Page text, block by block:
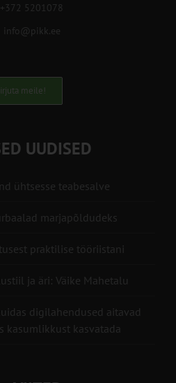
+372 5201078
info@pikk.ee
meile!
UUDISED
ühtsesse teabesalve
marjapõldudeks
praktilise tööriistani
ja äri: Väike Mahetalu
digilahendused aitavad
kasumlikkust kasvatada